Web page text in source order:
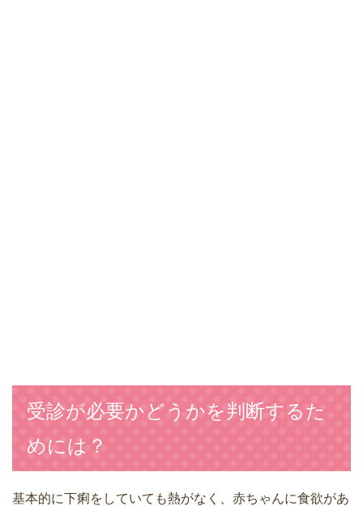
受診が必要かどうかを判断するた
めには？
基本的に下痢をしていても熱がなく、赤ちゃんに食欲があ